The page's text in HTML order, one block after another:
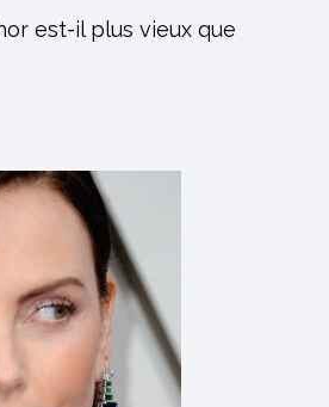
est-il plus vieux que